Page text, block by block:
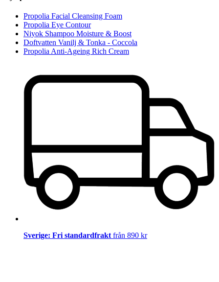
Propolia Facial Cleansing Foam
Propolia Eye Contour
Niyok Shampoo Moisture & Boost
Doftvatten Vanilj & Tonka - Coccola
Propolia Anti-Ageing Rich Cream
Sverige: Fri standardfrakt från 890 kr